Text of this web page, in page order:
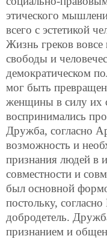
этического
всего с эстетикой
Жизнь греков
свободы и
демократическом
мог быть
женщины в силу их
воспринимались
Дружба, согласно
возможность и
признания людей в
совместности и
был основной
постольку,
добродетель.
признанием и